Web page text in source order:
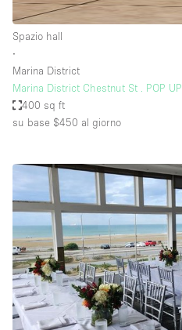
Spazio hall
∙
Marina District
Marina District Chestnut St . POP UP
400 sq ft
su base $450 al giorno